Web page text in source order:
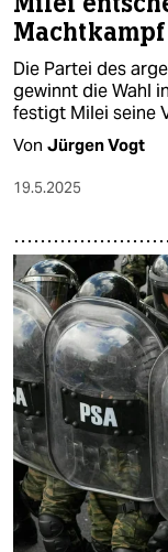
Die Partei des
gewinnt die Wahl
festigt Milei seine
Von Jürgen Vogt
19.5.2025